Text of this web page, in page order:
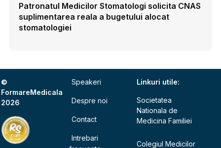
Patronatul Medicilor Stomatologi solicita CNAS
suplimentarea reala a bugetului alocat
stomatologiei
©
FormareMedicala
2026
Speakeri
Despre noi
Contact
Intrebari
Linkuri utile:
Societatea
Nationala de
Medicina Familiei
Colegiul Medicilor